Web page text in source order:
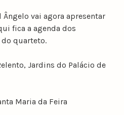
vai agora apresentar
fica a agenda dos
quarteto.
Jardins do Palácio de
Maria da Feira